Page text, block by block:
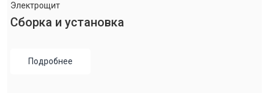
Электрощит
Сборка и установка
Подробнее